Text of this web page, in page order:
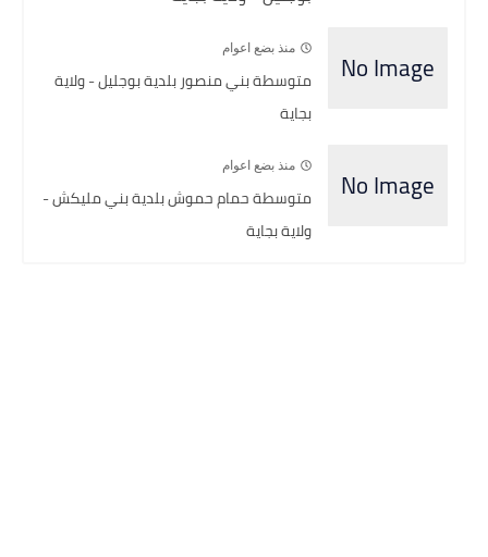
منذ بضع اعوام
متوسطة بني منصور بلدية بوجليل - ولاية
بجاية
منذ بضع اعوام
متوسطة حمام حموش بلدية بني مليكش -
ولاية بجاية